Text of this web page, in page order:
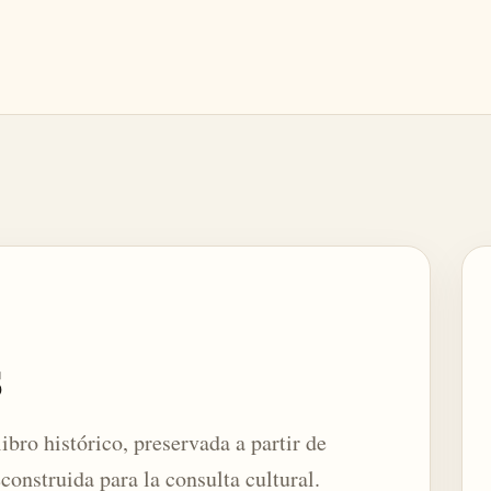
histórico, preservada a partir de
para la consulta cultural.